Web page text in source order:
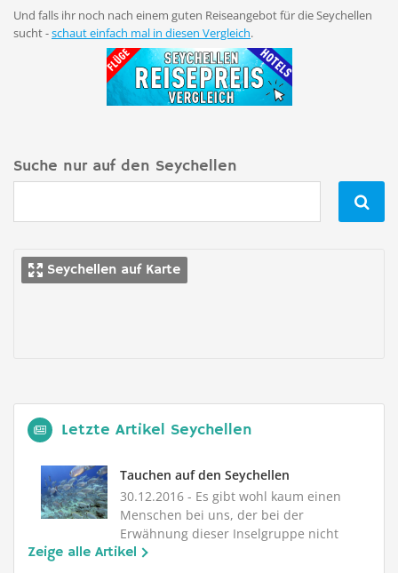
Und falls ihr noch nach einem guten Reiseangebot für die Seychellen
sucht -schaut einfach mal in diesen Vergleich.
Suche nur auf den Seychellen

Seychellen auf Karte
Letzte Artikel Seychellen
Tauchen auf den Seychellen
30.12.2016 - Es gibt wohl kaum einen
Menschen bei uns, der bei der
Erwähnung dieser Inselgruppe nicht
s...
Zeige alle Artikel